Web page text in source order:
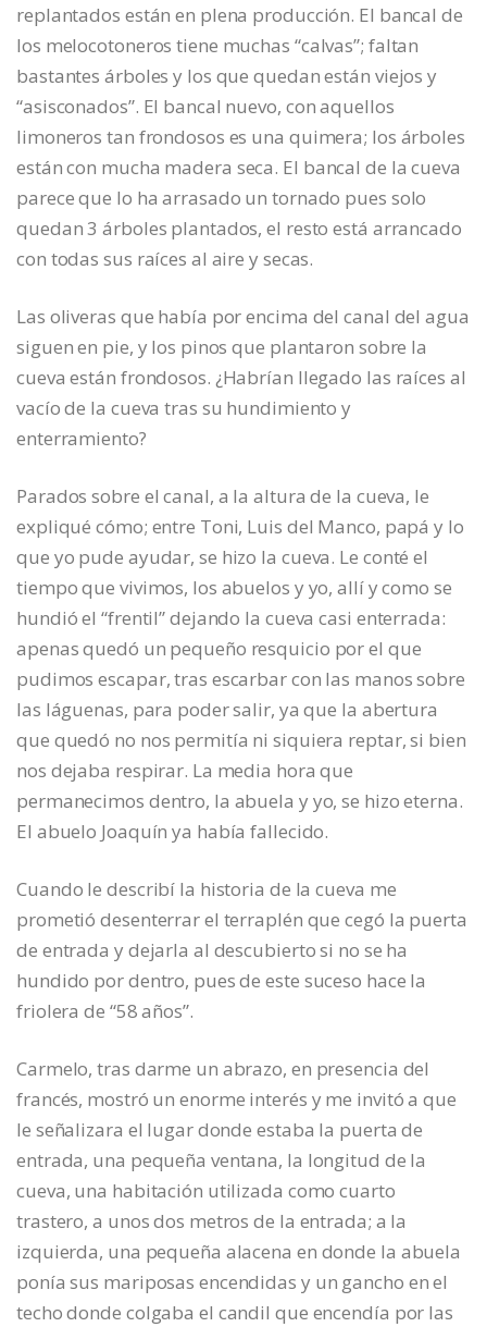
replantados están en plena producción. El bancal de
los melocotoneros tiene muchas “calvas”; faltan
bastantes árboles y los que quedan están viejos y
“asisconados”. El bancal nuevo, con aquellos
limoneros tan frondosos es una quimera; los árboles
están con mucha madera seca. El bancal de la cueva
parece que lo ha arrasado un tornado pues solo
quedan 3 árboles plantados, el resto está arrancado
con todas sus raíces al aire y secas.
Las oliveras que había por encima del canal del agua
siguen en pie, y los pinos que plantaron sobre la
cueva están frondosos. ¿Habrían llegado las raíces al
vacío de la cueva tras su hundimiento y
enterramiento?
Parados sobre el canal, a la altura de la cueva, le
expliqué cómo; entre Toni, Luis del Manco, papá y lo
que yo pude ayudar, se hizo la cueva. Le conté el
tiempo que vivimos, los abuelos y yo, allí y como se
hundió el “frentil” dejando la cueva casi enterrada:
apenas quedó un pequeño resquicio por el que
pudimos escapar, tras escarbar con las manos sobre
las láguenas, para poder salir, ya que la abertura
que quedó no nos permitía ni siquiera reptar, si bien
nos dejaba respirar. La media hora que
permanecimos dentro, la abuela y yo, se hizo eterna.
El abuelo Joaquín ya había fallecido.
Cuando le describí la historia de la cueva me
prometió desenterrar el terraplén que cegó la puerta
de entrada y dejarla al descubierto si no se ha
hundido por dentro, pues de este suceso hace la
friolera de “58 años”.
Carmelo, tras darme un abrazo, en presencia del
francés, mostró un enorme interés y me invitó a que
le señalizara el lugar donde estaba la puerta de
entrada, una pequeña ventana, la longitud de la
cueva, una habitación utilizada como cuarto
trastero, a unos dos metros de la entrada; a la
izquierda, una pequeña alacena en donde la abuela
ponía sus mariposas encendidas y un gancho en el
techo donde colgaba el candil que encendía por las